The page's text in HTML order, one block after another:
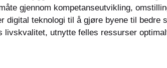
gjennom kompetanseutvikling,
digital teknologi til å gjøre byene til bedre
livskvalitet, utnytte felles ressurser